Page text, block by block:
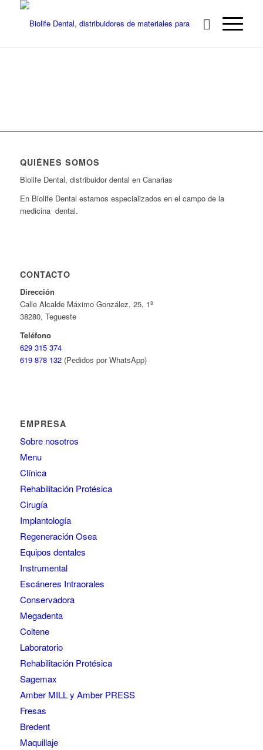
QUIÉNES SOMOS
Biolife Dental, distribuidor dental en Canarias
En Biolife Dental estamos especializados en el campo de la
medicina dental.
CONTACTO
Dirección
Calle Alcalde Máximo González, 25, 1º
38280, Tegueste
Teléfono
629 315 374
619 878 132(Pedidos por WhatsApp)
EMPRESA
Sobre nosotros
Menu
Clínica
Rehabilitación Protésica
Cirugía
Implantología
Regeneración Osea
Equipos dentales
Instrumental
Escáneres Intraorales
Conservadora
Megadenta
Coltene
Laboratorio
Rehabilitación Protésica
Sagemax
Amber MILL y Amber PRESS
Fresas
Bredent
Maquillaje